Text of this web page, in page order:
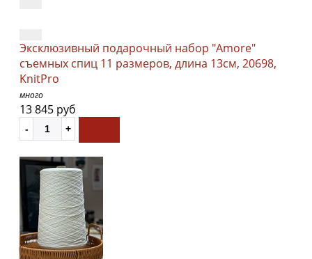
Эксклюзивный подарочный набор "Amore"
съемных спиц 11 размеров, длина 13см, 20698,
KnitPro
много
13 845 руб